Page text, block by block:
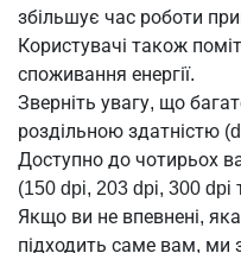
збільшує час роботи
Користувачі також
споживання енергії.
Зверніть увагу, що
роздільною здатністю
Доступно до чотирьох
(150 dpi, 203 dpi, 300 dpi
Якщо ви не впевнені,
підходить саме вам, ми